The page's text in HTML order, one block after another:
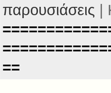
παρουσιάσεις |
==